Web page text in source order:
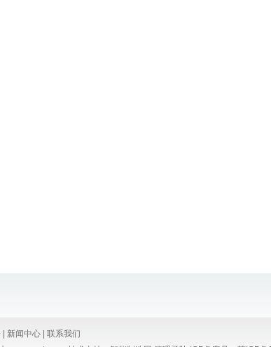
新闻中心
联系我们